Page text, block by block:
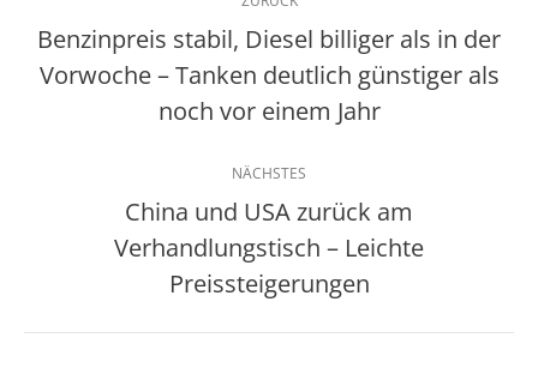
Vorheriger
Beitrag:
Benzinpreis stabil, Diesel billiger als in der
Vorwoche – Tanken deutlich günstiger als
noch vor einem Jahr
NÄCHSTES
Nächster
Beitrag:
China und USA zurück am
Verhandlungstisch – Leichte
Preissteigerungen